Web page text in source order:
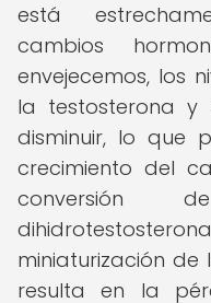
está
cambios
envejecemos, los
la testosterona y
disminuir, lo que
crecimiento del
conversión
miniaturización de
resulta en la